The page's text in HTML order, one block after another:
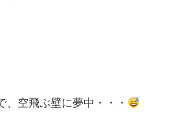
、空飛ぶ壁に夢中・・・